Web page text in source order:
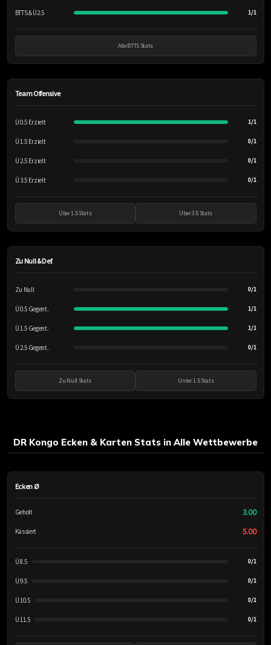
BTTS & Ü2.5 1/1
Alle BTTS Stats
Team Offensive
Ü 0.5 Erzielt 1/1
Ü 1.5 Erzielt 0/1
Ü 2.5 Erzielt 0/1
Ü 3.5 Erzielt 0/1
Über 1.5 Stats Über 3.5 Stats
Zu Null & Def.
Zu Null 0/1
Ü 0.5 Gegent. 1/1
Ü 1.5 Gegent. 1/1
Ü 2.5 Gegent. 0/1
Zu Null Stats Unter 1.5 Stats
DR Kongo Ecken & Karten Stats in Alle Wettbewerbe
Ecken Ø
Geholt 3.00
Kassiert 5.00
Ü 8.5 0/1
Ü 9.5 0/1
Ü 10.5 0/1
Ü 11.5 0/1